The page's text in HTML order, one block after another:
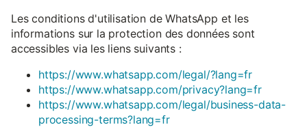
Les conditions d'utilisation de WhatsApp et les
informations sur la protection des données sont
accessibles via les liens suivants :
https://www.whatsapp.com/legal/?lang=fr
https://www.whatsapp.com/privacy?lang=fr
https://www.whatsapp.com/legal/business-data-
processing-terms?lang=fr